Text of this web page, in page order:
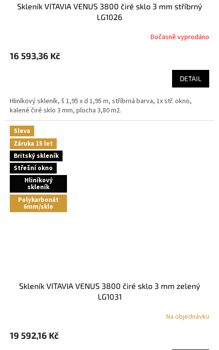
skleník VITAVIA VENUS 3800 čiré sklo 3 mm stříbrný
LG1026
Dočasně vyprodáno
16 593,36 Kč
DETAIL
Hliníkový skleník, š 1,95 x d 1,95 m, stříbrná barva, 1x stř. okno,
kalené čiré sklo 3 mm, plocha 3,80 m2.
Sleva
Záruka 15 let
Britský skleník
Střešní okno
Hliníkový
skleník
Polykarbonát
6mm/sklo
skleník VITAVIA VENUS 3800 čiré sklo 3 mm zelený
LG1031
Na objednávku
19 592,16 Kč